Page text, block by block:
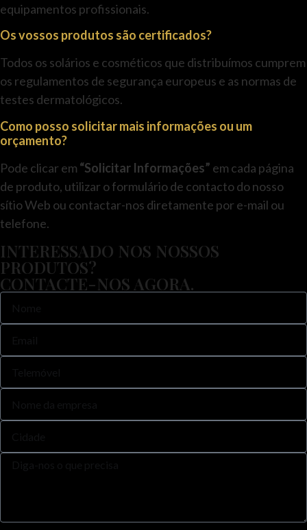
equipamentos profissionais.
Os vossos produtos são certificados?
Todos os solários e cosméticos que distribuímos cumprem
os regulamentos de segurança europeus e as normas de
testes dermatológicos.
Como posso solicitar mais informações ou um
orçamento?
Pode clicar em “Solicitar Informações” em cada página
de produto, utilizar o formulário de contacto do nosso
sítio Web ou contactar-nos diretamente por e-mail ou
telefone.
INTERESSADO NOS NOSSOS
PRODUTOS?
CONTACTE-NOS AGORA.